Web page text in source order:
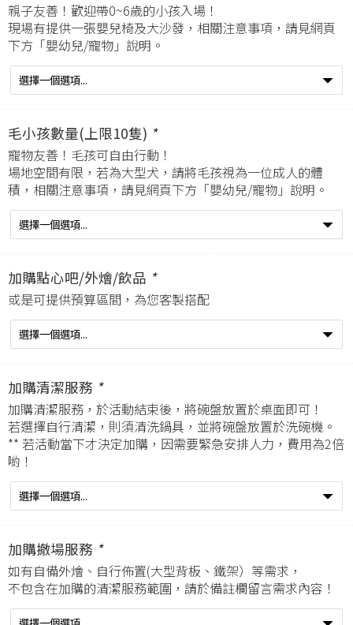
親子友善！歡迎帶0~6歲的小孩入場！
現場有提供一張嬰兒椅及大沙發，相關注意事項，請見網頁
下方「嬰幼兒/寵物」說明。
毛小孩數量(上限10隻) *
寵物友善！毛孩可自由行動！
場地空間有限，若為大型犬，請將毛孩視為一位成人的體
積，相關注意事項，請見網頁下方「嬰幼兒/寵物」說明。
加購點心吧/外燴/飲品 *
或是可提供預算區間，為您客製搭配
加購清潔服務 *
加購清潔服務，於活動結束後，將碗盤放置於桌面即可！
若選擇自行清潔，則須清洗鍋具，並將碗盤放置於洗碗機。
** 若活動當下才決定加購，因需要緊急安排人力，費用為2倍
喲！
加購撤場服務 *
如有自備外燴、自行佈置(大型背板、鐵架）等需求，
不包含在加購的清潔服務範圍，請於備註欄留言需求內容！